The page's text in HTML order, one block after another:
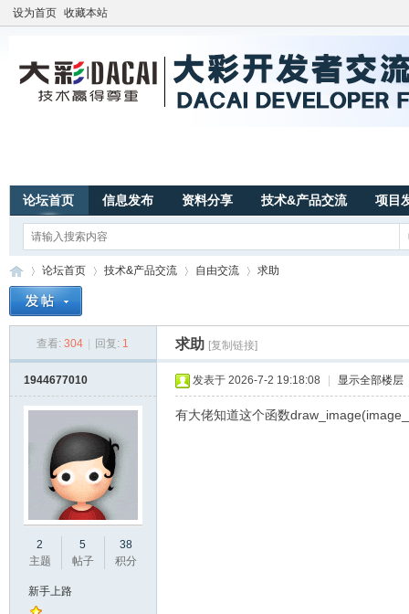
设为首页 收藏本站
论坛首页 信息发布 资料分享 技术&产品交流 项目
论坛首页
›
技术&产品交流
›
自由交流
›
求助
查看: 304 回复: 1 求助 [复制链接]
1944677010
2
主题
5
帖子
38
积分
新手上路
发表于 2026-7-2 19:18:08 显示全部楼层
有大佬知道这个函数